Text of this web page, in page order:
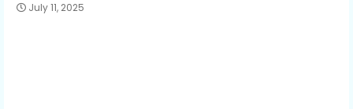
July 11, 2025